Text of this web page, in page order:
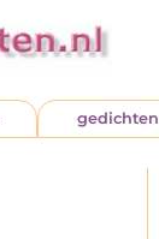
gedichten